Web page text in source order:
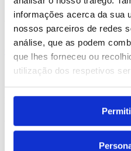
informações acerca da sua
nossos parceiros de redes
análise, que as podem
que lhes forneceu ou
utilização dos respetivos
desde 3.94€
Jean
REF. BI-PS-99419